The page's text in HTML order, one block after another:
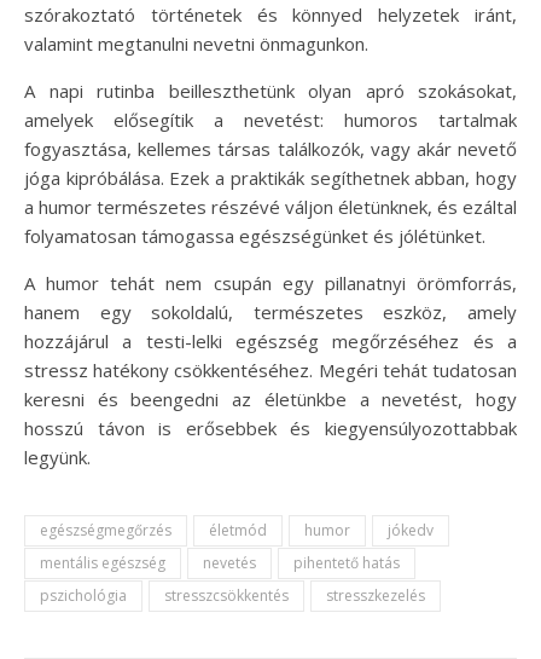
szórakoztató történetek és könnyed helyzetek iránt,
valamint megtanulni nevetni önmagunkon.
A napi rutinba beilleszthetünk olyan apró szokásokat,
amelyek elősegítik a nevetést: humoros tartalmak
fogyasztása, kellemes társas találkozók, vagy akár nevető
jóga kipróbálása. Ezek a praktikák segíthetnek abban, hogy
a humor természetes részévé váljon életünknek, és ezáltal
folyamatosan támogassa egészségünket és jólétünket.
A humor tehát nem csupán egy pillanatnyi örömforrás,
hanem egy sokoldalú, természetes eszköz, amely
hozzájárul a testi-lelki egészség megőrzéséhez és a
stressz hatékony csökkentéséhez. Megéri tehát tudatosan
keresni és beengedni az életünkbe a nevetést, hogy
hosszú távon is erősebbek és kiegyensúlyozottabbak
legyünk.
egészségmegőrzés életmód humor
jókedv
mentális egészség
nevetés
pihentető hatás
pszichológia
stresszcsökkentés stresszkezelés